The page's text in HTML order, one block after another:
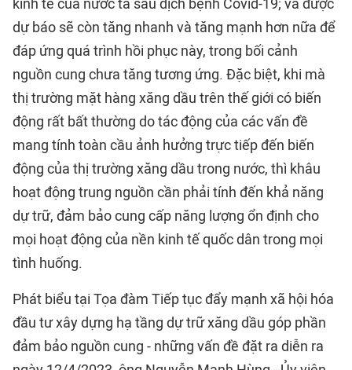
kinh tế của nước ta sau dịch bệnh Covid-19; và được
dự báo sẽ còn tăng nhanh và tăng mạnh hơn nữa để
đáp ứng quá trình hồi phục này, trong bối cảnh
nguồn cung chưa tăng tương ứng. Đặc biệt, khi mà
thị trường mặt hàng xăng dầu trên thế giới có biến
động rất bất thường do tác động của các vấn đề
mang tính toàn cầu ảnh hưởng trực tiếp đến biến
động của thị trường xăng dầu trong nước, thì khâu
hoạt động trung nguồn cần phải tính đến khả năng
dự trữ, đảm bảo cung cấp năng lượng ổn định cho
mọi hoạt động của nền kinh tế quốc dân trong mọi
tình huống.
Phát biểu tại Tọa đàm Tiếp tục đẩy mạnh xã hội hóa
đầu tư xây dựng hạ tầng dự trữ xăng dầu góp phần
đảm bảo nguồn cung - những vấn đề đặt ra diễn ra